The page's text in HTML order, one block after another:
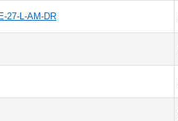
27-L-AM-DR